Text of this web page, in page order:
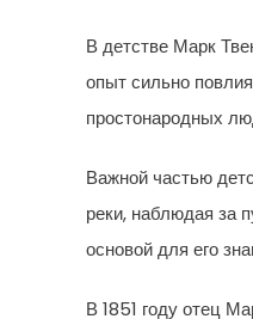
В детстве Марк
опыт сильно
простонародных
Важной частью
реки, наблюдая за
основой для его
В 1851 году отец